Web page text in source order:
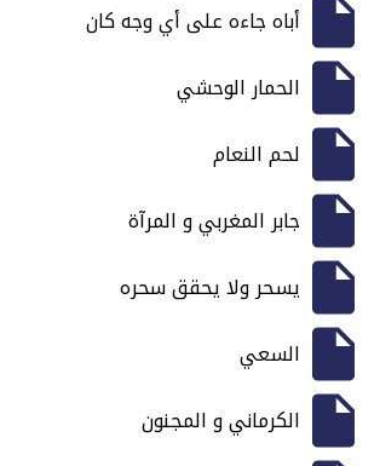
أباه جاءه على أي وجه كان
الحمار الوحشي
لحم النعام
جابر المغربي و المرآة
يسحر ولا يحقق سحره
السعي
الكرماني و المجنون